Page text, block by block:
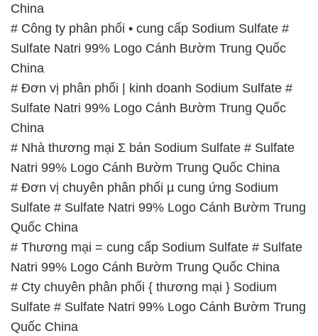
China
# Công ty phân phối • cung cấp Sodium Sulfate #
Sulfate Natri 99% Logo Cánh Bườm Trung Quốc
China
# Đơn vị phân phối | kinh doanh Sodium Sulfate #
Sulfate Natri 99% Logo Cánh Bườm Trung Quốc
China
# Nhà thương mại Σ bán Sodium Sulfate # Sulfate
Natri 99% Logo Cánh Bườm Trung Quốc China
# Đơn vị chuyên phân phối µ cung ứng Sodium
Sulfate # Sulfate Natri 99% Logo Cánh Bườm Trung
Quốc China
# Thương mại = cung cấp Sodium Sulfate # Sulfate
Natri 99% Logo Cánh Bườm Trung Quốc China
# Cty chuyên phân phối { thương mại } Sodium
Sulfate # Sulfate Natri 99% Logo Cánh Bườm Trung
Quốc China